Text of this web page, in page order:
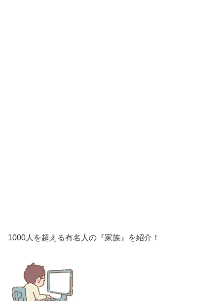
1000人を超える有名人の『家族』を紹介！